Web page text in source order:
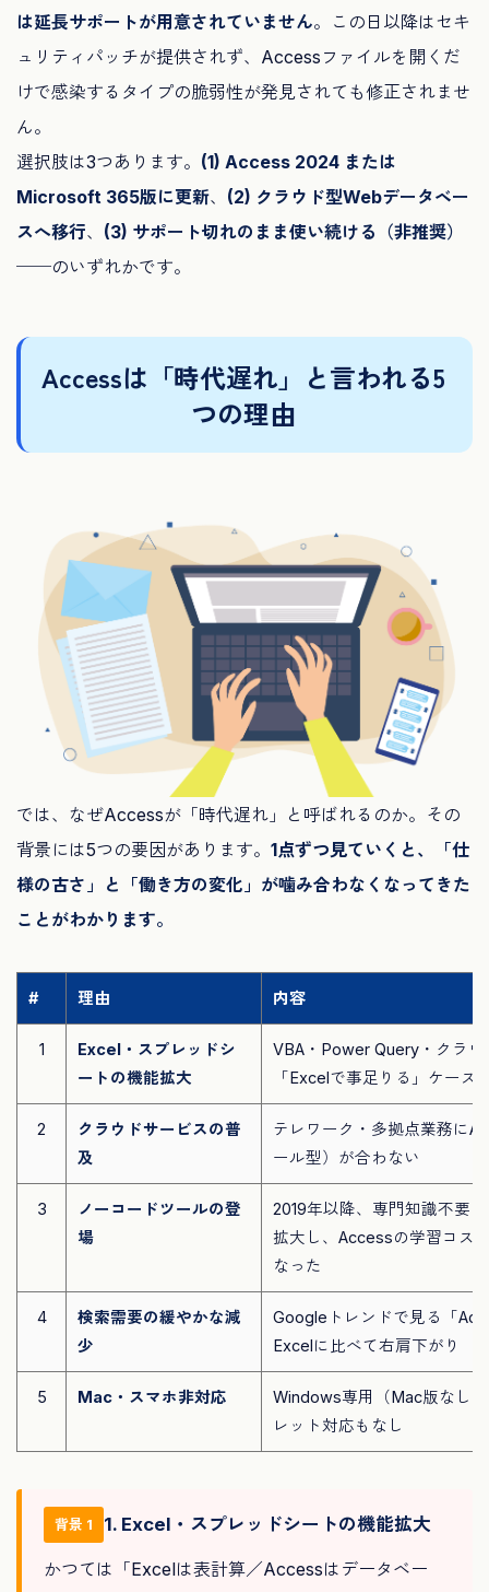
は延長サポートが用意されていません。この日以降はセキ
ュリティパッチが提供されず、Accessファイルを開くだ
けで感染するタイプの脆弱性が発見されても修正されませ
ん。
選択肢は3つあります。 (1) Access 2024 または
Microsoft 365版に更新、 (2) クラウド型Webデータベー
スへ移行、 (3) サポート切れのまま使い続ける（非推奨）
──のいずれかです。
Accessは「時代遅れ」と言われる5
つの理由
では、なぜAccessが「時代遅れ」と呼ばれるのか。その
背景には5つの要因があります。 1点ずつ見ていくと、「仕
様の古さ」と「働き方の変化」が噛み合わなくなってきた
ことがわかります。
# 理由 内容
1
Excel・スプレッドシ
ートの機能拡大
VBA・Power Query・クラ
「Excelで事足りる」ケース
2
クラウドサービスの普
及
テレワーク・多拠点業務に
ール型）が合わない
3
ノーコードツールの登
場
2019年以降、専門知識不要
拡大し、Accessの学習コス
なった
4
検索需要の緩やかな減
少
Googleトレンドで見る「
Excelに比べて右肩下がり
5 Mac・スマホ非対応
Windows専用（Mac版なし
レット対応もなし
背景 1 1. Excel・スプレッドシートの機能拡大
かつては「Excelは表計算／Accessはデータベー